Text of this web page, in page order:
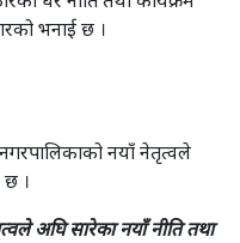
भनाई छ ।
नयाँ नेतृत्वले
छ ।
अघि सारेका नयाँ नीति तथा